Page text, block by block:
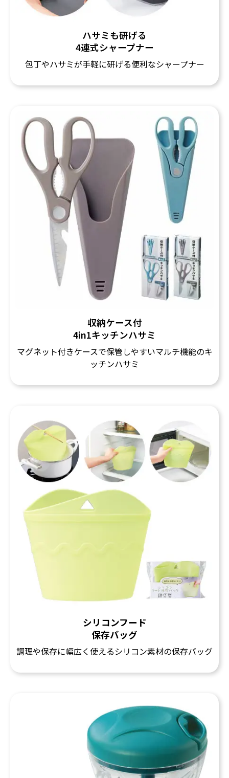
ハサミも研げる
4連式シャープナー
包丁やハサミが手軽に研げる便利なシャープナー
収納ケース付
4in1キッチンハサミ
マグネット付きケースで保管しやすいマルチ機能のキ
ッチンハサミ
シリコンフード
保存バッグ
調理や保存に幅広く使えるシリコン素材の保存バッグ